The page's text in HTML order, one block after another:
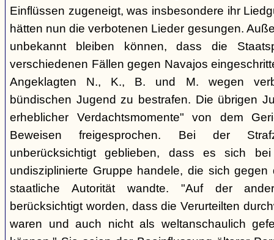
Einflüssen zugeneigt, was insbesondere ihr
hätten nun die verbotenen Lieder gesungen.
unbekannt bleiben können, dass die
verschiedenen Fällen gegen Navajos
Angeklagten N., K., B. und M. wegen
bündischen Jugend zu bestrafen. Die übrigen
erheblicher Verdachtsmomente" von dem
Beweisen freigesprochen. Bei der
unberücksichtigt geblieben, dass es sich
undisziplinierte Gruppe handele, die sich
staatliche Autorität wandte. "Auf der
berücksichtigt worden, dass die Verurteilten
waren und auch nicht als weltanschaulich